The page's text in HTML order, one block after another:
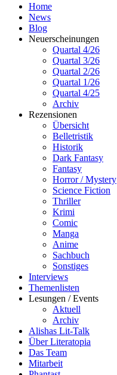
Home
News
Blog
Neuerscheinungen
Quartal 4/26
Quartal 3/26
Quartal 2/26
Quartal 1/26
Quartal 4/25
Archiv
Rezensionen
Übersicht
Belletristik
Historik
Dark Fantasy
Fantasy
Horror / Mystery
Science Fiction
Thriller
Krimi
Comic
Manga
Anime
Sachbuch
Sonstiges
Interviews
Themenlisten
Lesungen / Events
Aktuell
Archiv
Alishas Lit-Talk
Über Literatopia
Das Team
Mitarbeit